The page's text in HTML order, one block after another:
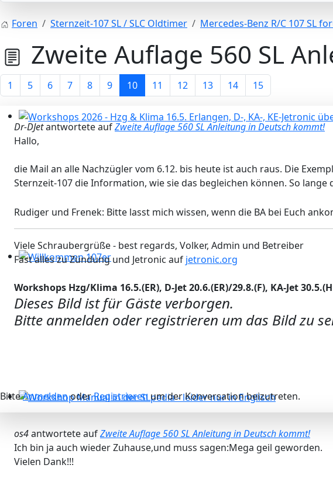
Workshops 2026 - Hzg & Klima 16.5. Erlangen, D-, KA-, KE-Jetronic über
Workshop Manual in der SLpedia - leider nur in Englisch
Foren Sternzeit-107 SL / SLC Oldtimer Mercedes-Benz R/C 107 SL
Zweite Auflage 560 SL
1 5 6 7 8 9 10 11 12 13 14 15
Dr-DJetantwortete aufZweite Auflage 560 SL Anleitung in Deutsch kommt!
Hallo,
die Mail an alle Nachzügler vom 6.12. bis heute ist auch raus. Die
Sternzeit-107 die Information, wie sie das begleichen können. So
Rudiger und Frenek: Bitte lasst mich wissen, wenn die BA bei Euch
Viele Schraubergrüße - best regards, Volker, Admin und Betreiber
Fast alles zu Zündung und Jetronic auf jetronic.org
Workshops Hzg/Klima 16.5.(ER), D-Jet 20.6.(ER)/29.8.(F), KA-Jet
Dieses Bild ist für Gäste verborgen.
Bitte anmelden oder registrieren um das Bild zu
BitteAnmeldenoderRegistrieren um der Konversation beizutreten.
os4antwortete aufZweite Auflage 560 SL Anleitung in Deutsch kommt!
Ich bin ja auch wieder Zuhause,und muss sagen:Mega geil geworden.
Vielen Dank!!!